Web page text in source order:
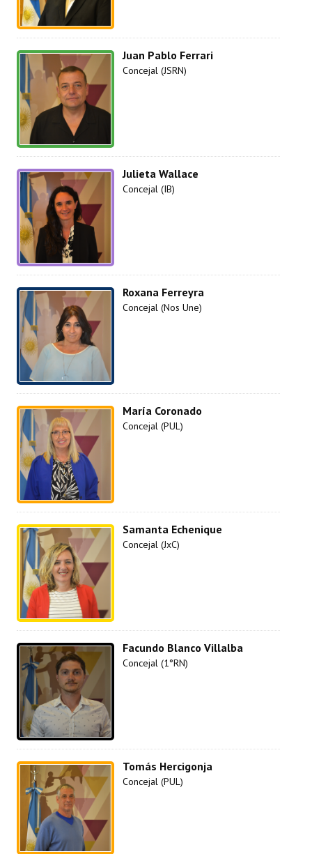
Juan Pablo Ferrari
Concejal (JSRN)
Julieta Wallace
Concejal (IB)
Roxana Ferreyra
Concejal (Nos Une)
María Coronado
Concejal (PUL)
Samanta Echenique
Concejal (JxC)
Facundo Blanco Villalba
Concejal (1°RN)
Tomás Hercigonja
Concejal (PUL)